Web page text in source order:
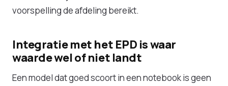
voorspelling de afdeling bereikt.
Integratie met het EPD is waar
waarde wel of niet landt
Een model dat goed scoort in een notebook is geen